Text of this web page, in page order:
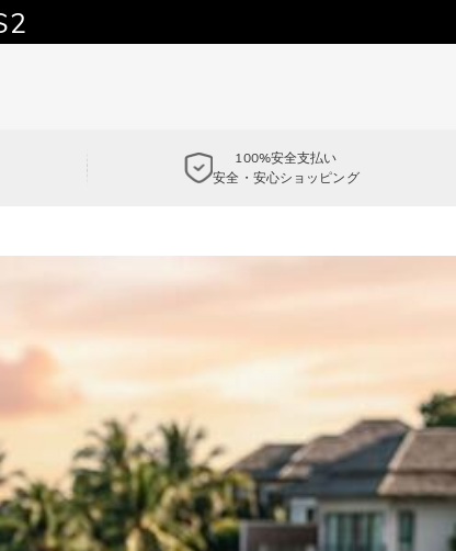
100%安全支払い
安全・安心ショッピング